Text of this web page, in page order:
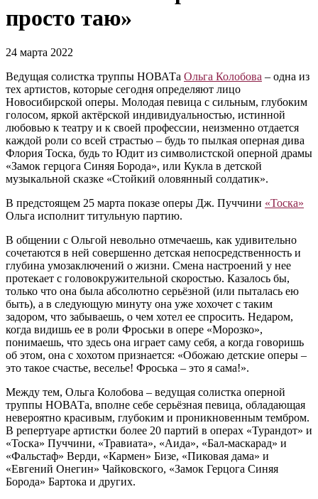
просто таю»
24 марта 2022
Ведущая солистка труппы НОВАТа Ольга Колобова – одна из
тех артистов, которые сегодня определяют лицо
Новосибирской оперы. Молодая певица с сильным, глубоким
голосом, яркой актёрской индивидуальностью, истинной
любовью к театру и к своей профессии, неизменно отдается
каждой роли со всей страстью – будь то пылкая оперная дива
Флория Тоска, будь то Юдит из символистской оперной драмы
«Замок герцога Синяя Борода», или Кукла в детской
музыкальной сказке «Стойкий оловянный солдатик».
В предстоящем 25 марта показе оперы Дж. Пуччини «Тоска»
Ольга исполнит титульную партию.
В общении с Ольгой невольно отмечаешь, как удивительно
сочетаются в ней совершенно детская непосредственность и
глубина умозаключений о жизни. Смена настроений у нее
протекает с головокружительной скоростью. Казалось бы,
только что она была абсолютно серьёзной (или пыталась ею
быть), а в следующую минуту она уже хохочет с таким
задором, что забываешь, о чем хотел ее спросить. Недаром,
когда видишь ее в роли Фроськи в опере «Морозко»,
понимаешь, что здесь она играет саму себя, а когда говоришь
об этом, она с хохотом признается: «Обожаю детские оперы –
это такое счастье, веселье! Фроська – это я сама!».
Между тем, Ольга Колобова – ведущая солистка оперной
труппы НОВАТа, вполне себе серьёзная певица, обладающая
невероятно красивым, глубоким и проникновенным тембром.
В репертуаре артистки более 20 партий в операх «Турандот» и
«Тоска» Пуччини, «Травиата», «Аида», «Бал-маскарад» и
«Фальстаф» Верди, «Кармен» Бизе, «Пиковая дама» и
«Евгений Онегин» Чайковского, «Замок Герцога Синяя
Борода» Бартока и других.